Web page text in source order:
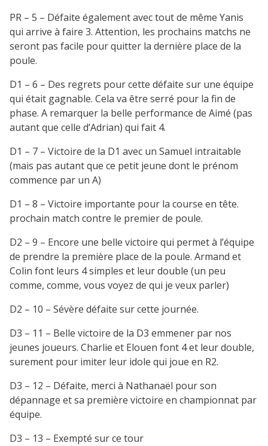
PR – 5 – Défaite également avec tout de même Yanis
qui arrive à faire 3. Attention, les prochains matchs ne
seront pas facile pour quitter la dernière place de la
poule.
D1 – 6 – Des regrets pour cette défaite sur une équipe
qui était gagnable. Cela va être serré pour la fin de
phase. A remarquer la belle performance de Aimé (pas
autant que celle d’Adrian) qui fait 4.
D1 – 7 – Victoire de la D1 avec un Samuel intraitable
(mais pas autant que ce petit jeune dont le prénom
commence par un A)
D1 – 8 – Victoire importante pour la course en tête.
prochain match contre le premier de poule.
D2 – 9 – Encore une belle victoire qui permet à l’équipe
de prendre la première place de la poule. Armand et
Colin font leurs 4 simples et leur double (un peu
comme, comme, vous voyez de qui je veux parler)
D2 – 10 – Sévère défaite sur cette journée.
D3 – 11 – Belle victoire de la D3 emmener par nos
jeunes joueurs. Charlie et Elouen font 4 et leur double,
surement pour imiter leur idole qui joue en R2.
D3 – 12 – Défaite, merci à Nathanaël pour son
dépannage et sa première victoire en championnat par
équipe.
D3 – 13 – Exempté sur ce tour